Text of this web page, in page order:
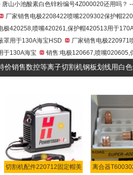
唐山小池酸素白色锌粉编号4Z000020还用吗？
厂家销售电极2208422喷嘴2209302保护帽
极420258,喷嘴420261,保护帽420513用于
罩用于130A海宝HSD
厂家销售电极220971
于130A海宝
销售:电极120667,喷嘴020605,
价销售数控等离子切割机钢板划线用白
切割机配件220712固定帽美
离合器